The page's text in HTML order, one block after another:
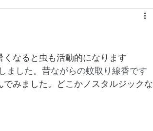
なると虫も活動的になります
ました。昔ながらの蚊取り線香です
でみました。どこかノスタルジックな